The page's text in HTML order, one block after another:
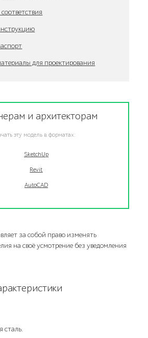
для проектирования
и архитекторам
эту модель в форматах:
SketchUp
Revit
AutoCAD
за собой право изменять
на своё усмотрение без уведомления
сталь.